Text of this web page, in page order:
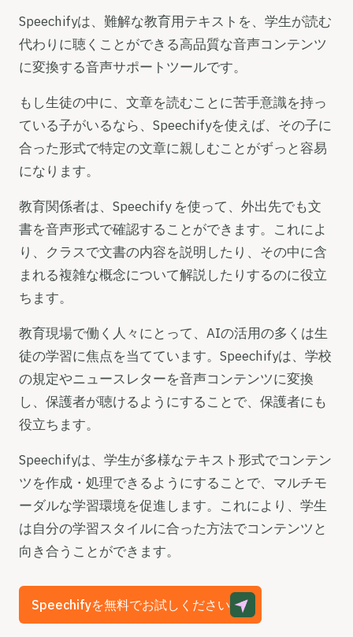
Speechifyは、難解な教育用テキストを、学生が読む
代わりに聴くことができる高品質な音声コンテンツ
に変換する音声サポートツールです。
もし生徒の中に、文章を読むことに苦手意識を持っ
ている子がいるなら、Speechifyを使えば、その子に
合った形式で特定の文章に親しむことがずっと容易
になります。
教育関係者は、Speechify を使って、外出先でも文
書を音声形式で確認することができます。これによ
り、クラスで文書の内容を説明したり、その中に含
まれる複雑な概念について解説したりするのに役立
ちます。
教育現場で働く人々にとって、AIの活用の多くは生
徒の学習に焦点を当てています。Speechifyは、学校
の規定やニュースレターを音声コンテンツに変換
し、保護者が聴けるようにすることで、保護者にも
役立ちます。
Speechifyは、学生が多様なテキスト形式でコンテン
ツを作成・処理できるようにすることで、マルチモ
ーダルな学習環境を促進します。これにより、学生
は自分の学習スタイルに合った方法でコンテンツと
向き合うことができます。
Speechifyを無料でお試しください